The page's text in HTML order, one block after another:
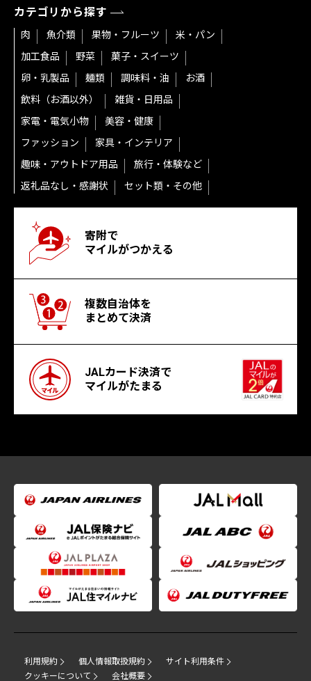
カテゴリから探す
肉 魚介類 果物・フルーツ
米・パン
加工食品
野菜
菓子・スイーツ
卵・乳製品
麺類 調味料・油
お酒
飲料（お酒以外）
雑貨・日用品
家電・電気小物
美容・健康
ファッション
家具・インテリア
趣味・アウトドア用品
旅行・体験など
返礼品なし・感謝状
セット類・その他
寄附で
マイルがつかえる
複数自治体を
まとめて決済
JALカード決済で
マイルがたまる
利用規約 個人情報取扱規約
サイト利用条件
クッキーについて
会社概要